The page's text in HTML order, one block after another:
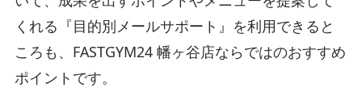
くれる『目的別メールサポート』を利用できると
ころも、FASTGYM24 幡ヶ谷店ならではのおすすめ
ポイントです。